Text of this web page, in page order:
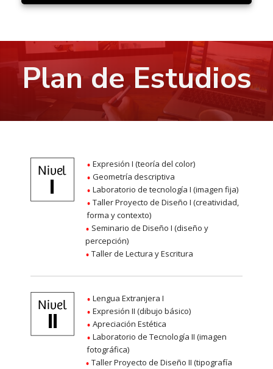
Plan de Estudios
Expresión I (teoría del color)
Geometría descriptiva
Laboratorio de tecnología I (imagen fija)
Taller Proyecto de Diseño I (creatividad,
forma y contexto)
Seminario de Diseño I (diseño y
percepción)
Taller de Lectura y Escritura
Lengua Extranjera I
Expresión II (dibujo básico)
Apreciación Estética
Laboratorio de Tecnología II (imagen
fotográfica)
Taller Proyecto de Diseño II (tipografía